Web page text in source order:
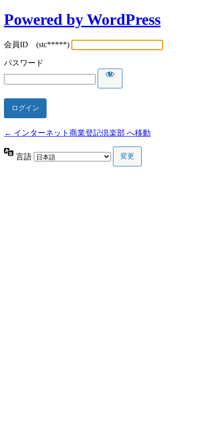
Powered by WordPress
会員ID (stc*****)
パスワード
← インターネット商業登記倶楽部 へ移動
言語